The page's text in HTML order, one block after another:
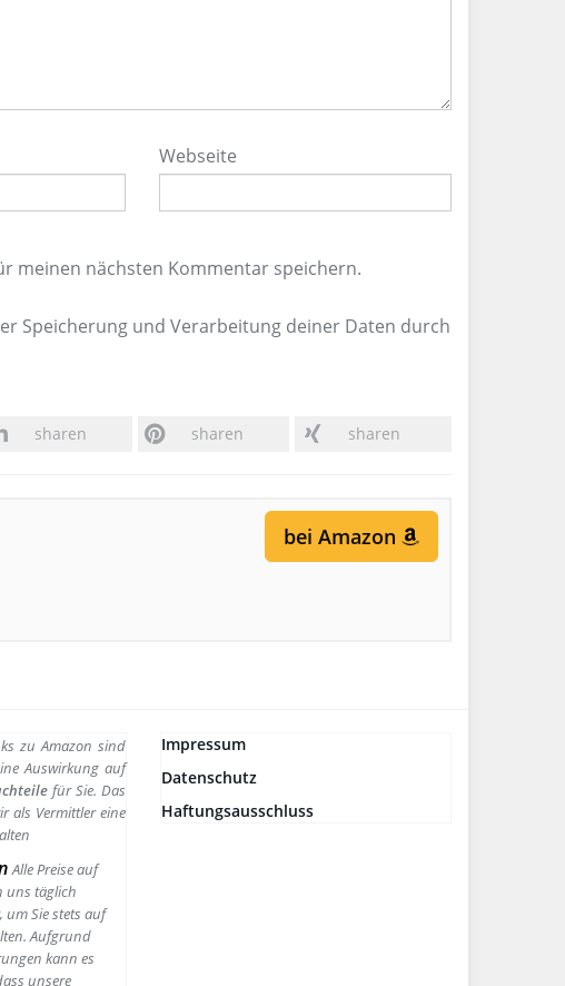
Webseite
meinen nächsten Kommentar speichern.
Speicherung und Verarbeitung deiner Daten durch
sharen sharen sharen
bei Amazon
zu Amazon sind
Auswirkung auf
für Sie. Das
als Vermittler eine
Alle Preise auf
uns täglich
Sie stets auf
Aufgrund
kann es
unsere
Impressum
Datenschutz
Haftungsausschluss